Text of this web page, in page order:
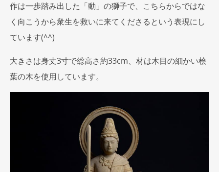
作は一歩踏み出した「動」の獅子で、こちらからではな
く向こうから衆生を救いに来てくださるという表現にし
ています(^^)
大きさは身丈3寸で総高さ約33cm、材は木目の細かい桧
葉の木を使用しています。